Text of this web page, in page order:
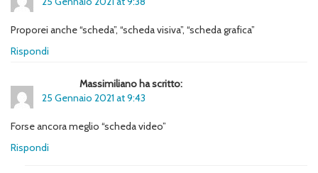
Proporei anche “scheda”, “scheda visiva”, “scheda grafica”
Rispondi
Massimiliano ha scritto:
25 Gennaio 2021 at 9:43
Forse ancora meglio “scheda video”
Rispondi